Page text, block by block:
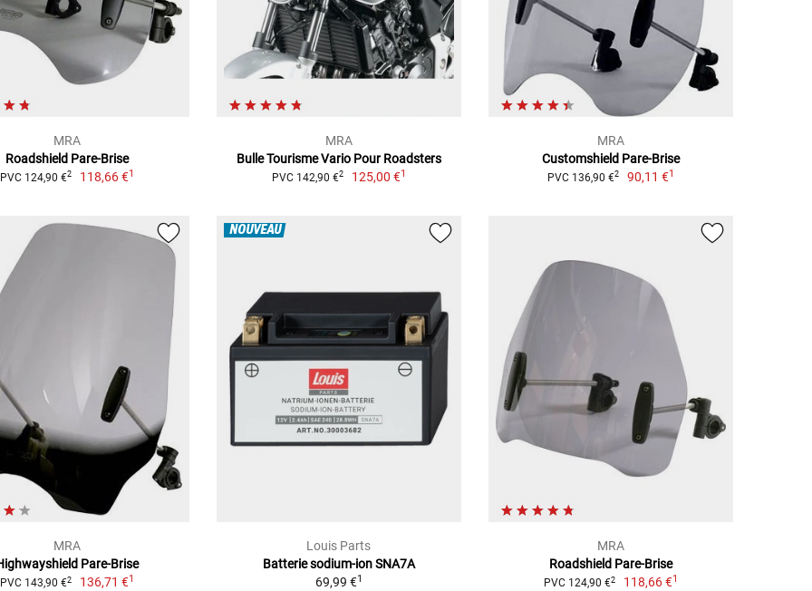
MRA
Roadshield Pare-Brise
PVC 124,90 €2 118,66 €1
MRA
Bulle Tourisme Vario Pour Roadsters
PVC 142,90 €2 125,00 €1
MRA
Customshield Pare-Brise
PVC 136,90 €2 90,11 €1
MRA
Pare-Brise
PVC 143,90 €2 136,71 €1
NOUVEAU
Louis Parts
Batterie sodium-ion SNA7A
69,99 €1
MRA
Roadshield Pare-Brise
PVC 124,90 €2 118,66 €1